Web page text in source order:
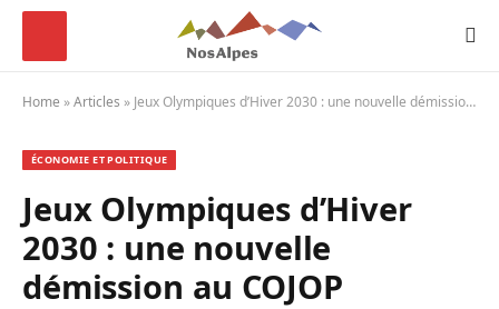
Home »Articles » Jeux Olympiques d’Hiver 2030 : une nouvelle démission au COJOP
ÉCONOMIE ET POLITIQUE
Jeux Olympiques d’Hiver
2030 : une nouvelle
démission au COJOP